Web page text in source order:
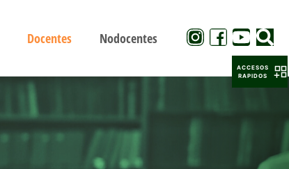
Docentes Nodocentes
ACCESOS
RAPIDOS